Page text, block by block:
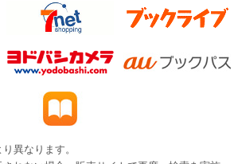
異なります。